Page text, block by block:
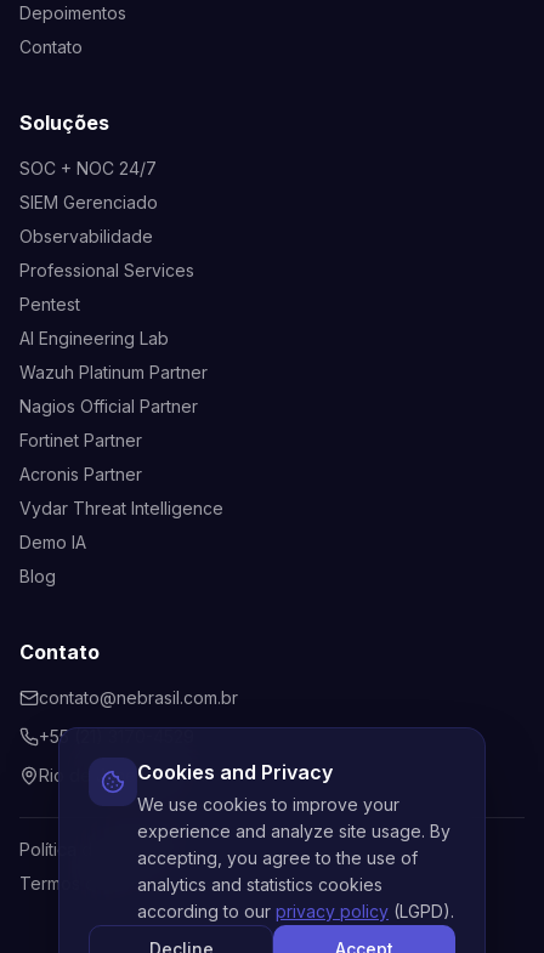
Depoimentos
Contato
Soluções
SOC + NOC 24/7
SIEM Gerenciado
Observabilidade
Professional Services
Pentest
AI Engineering Lab
Wazuh Platinum Partner
Nagios Official Partner
Fortinet Partner
Acronis Partner
Vydar Threat Intelligence
Demo IA
Blog
Contato
contato@nebrasil.com.br
+55 (21) 3170-4529
Rio de Janeiro, Brasil
Política de Privacidade
Termos de Uso
Cookies and Privacy
We use cookies to improve your
experience and analyze site usage. By
accepting, you agree to the use of
analytics and statistics cookies
according to our privacy policy (LGPD).
Decline
Accept